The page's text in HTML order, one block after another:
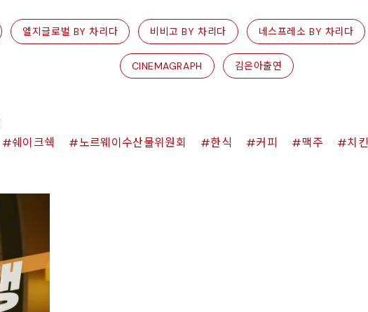
엘지글로벌 BY 차리다 비비고 BY 차리다 네스프레소 BY 차리다
CINEMAGRAPH 김은아출연
쉐이크쉑 노르웨이수산물위원회 한식 커피 맥주 치킨